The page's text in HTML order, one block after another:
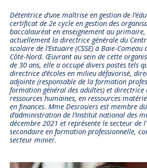
Détentrice d’une maîtrise en gestion de
certificat de 2e cycle en gestion des
baccalauréat en enseignement au
actuellement la directrice générale du
scolaire de l’Estuaire (CSSE) à Baie-
Côte-Nord. Œuvrant au sein de cette
de 30 ans, elle a occupé divers postes tels
directrice d’écoles en milieu défavorisé,
adjointe (responsable de la formation
formation général des adultes) et directrice
ressources humaines, en ressources
en finances. Mme Desrosiers est membre
d’administration de l’Institut national des
décembre 2021 et représente le secteur de
secondaire en formation professionnelle,
secteur minier.